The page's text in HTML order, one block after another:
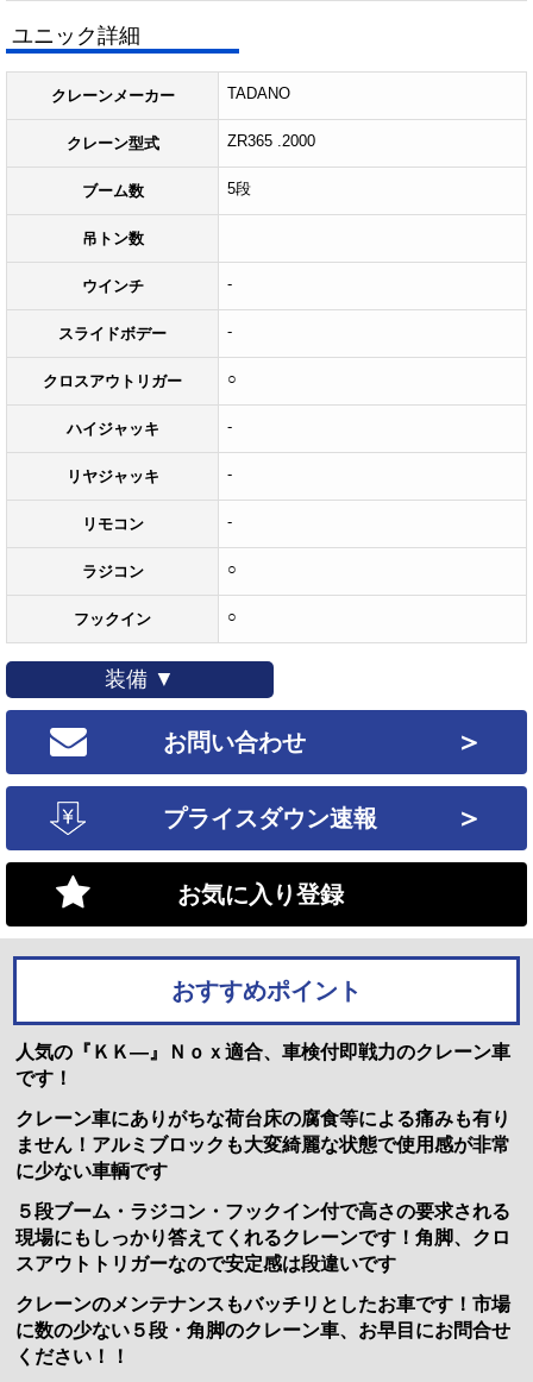
ユニック詳細
クレーンメーカー TADANO
クレーン型式 ZR365 .2000
ブーム数 5段
吊トン数
ウインチ -
スライドボデー -
クロスアウトリガー ○
ハイジャッキ -
リヤジャッキ -
リモコン -
ラジコン ○
フックイン ○
装備 ▼
お問い合わせ ＞
プライスダウン速報 ＞
お気に入り登録
おすすめポイント
人気の『ＫＫ―』Ｎｏｘ適合、車検付即戦力のクレーン車
です！
クレーン車にありがちな荷台床の腐食等による痛みも有り
ません！アルミブロックも大変綺麗な状態で使用感が非常
に少ない車輌です
５段ブーム・ラジコン・フックイン付で高さの要求される
現場にもしっかり答えてくれるクレーンです！角脚、クロ
スアウトトリガーなので安定感は段違いです
クレーンのメンテナンスもバッチリとしたお車です！市場
に数の少ない５段・角脚のクレーン車、お早目にお問合せ
ください！！